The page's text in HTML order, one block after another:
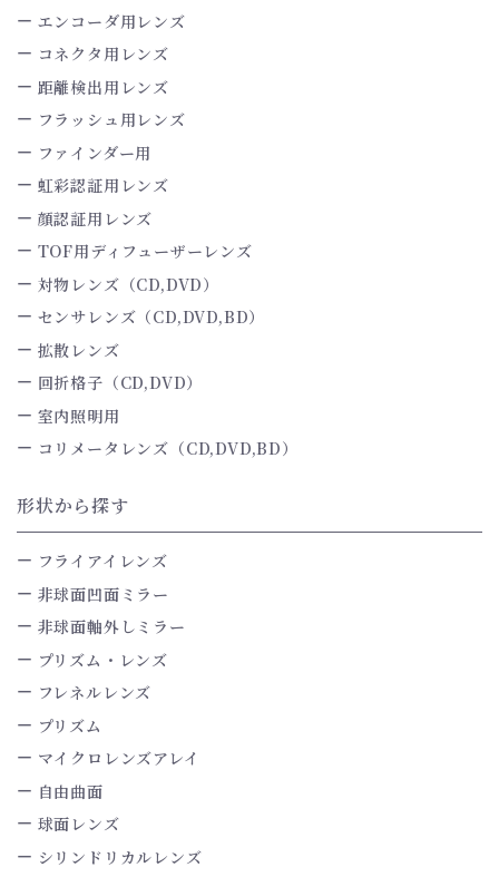
エンコーダ用レンズ
コネクタ用レンズ
距離検出用レンズ
フラッシュ用レンズ
ファインダー用
虹彩認証用レンズ
顔認証用レンズ
TOF用ディフューザーレンズ
対物レンズ（CD,DVD）
センサレンズ（CD,DVD,BD）
拡散レンズ
回折格子（CD,DVD）
室内照明用
コリメータレンズ（CD,DVD,BD）
形状から探す
フライアイレンズ
非球面凹面ミラー
非球面軸外しミラー
プリズム・レンズ
フレネルレンズ
プリズム
マイクロレンズアレイ
自由曲面
球面レンズ
シリンドリカルレンズ